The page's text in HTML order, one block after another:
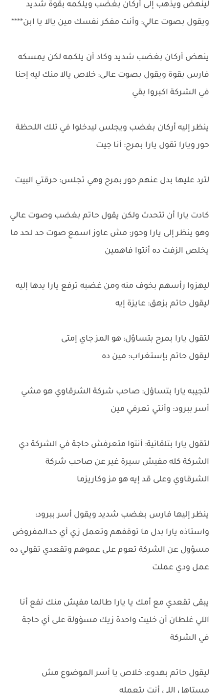
لينهض ويذهب إلى أركان بغضب ويلكمه بقوة شديد
ويقول بصوت عالي: وأنت مفكر نفسك مين يالا يا ابن****
ينهض أركان بغضب شديد وكاد أن يلكمه لكن يمسكه
فارس بقوة ويقول بصوت عالى: خلاص يالا منك ليه إحنا
في الشركة اكبروا بقي
ينظر إليه أركان بغضب ويجلس ليدخلوا في تلك اللحظة
حور ويارا تقول يارا بمرح: أنا جيت
لترد عليها بدل عنهم حور بمرح وهي تجلس: حرقتي البيت
كادت يارا أن تتحدث ولكن يقول حاتم بغضب وصوت عالي
وهو ينظر إلى يارا وحور: مش عاوز اسمع صوت حد لحد ما
يخلص الزفت ده أنتوا فاهمين
ليهزوا رأسهم بخوف منه ومن غضبه ترفع يارا يدها إليه
ليقول حاتم بزهق: عايزة إيه
لتقول يارا بمرح بتساؤل: هو المز جاي إمتى
ليقول حاتم بإستغراب: مين ده
لتجيبه يارا بتساؤل: صاحب شركة الشرقاوي هو مشي
أسر ببرود: وأنتي تعرفي مين
لتقول يارا بتلقائية: أنتوا متعرفش حاجة في الشركة دي
الشركة كله مفيش سيرة غير عن صاحب شركة
الشرقاوي وعلى قد إيه هو مز وكاريزما
ينظر إليها فارس بغضب شديد ويقول أسر ببرود:
واستاذه يارا بدل ما توقفهم وتعمل زي أي حدالمفروض
مسؤول عن الشركة تعوم على عموهم وتقعدي تقولي ده
عمل ودي عملت
يبقى تقعدي مع أمك يا يارا طالما مفيش منك نفع أنا
اللي غلطان أن خليت واحدة زيك مسؤولة على أي حاجة
في الشركة
ليقول حاتم بهدوء: خلاص يا أسر الموضوع مش
مستاهل اللي أنت بتعمله